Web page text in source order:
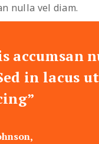
nulla vel diam.
accumsan
in lacus